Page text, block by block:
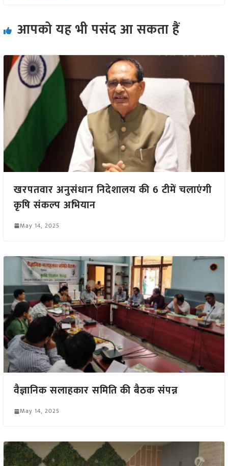
आपको यह भी पसंद आ सकता हैं
खरपतवार अनुसंधान निदेशालय की 6 टीमें चलाएंगी
कृषि संकल्प अभियान
May 14, 2025
वैज्ञानिक सलाहकार समिति की बैठक संपन्न
May 14, 2025